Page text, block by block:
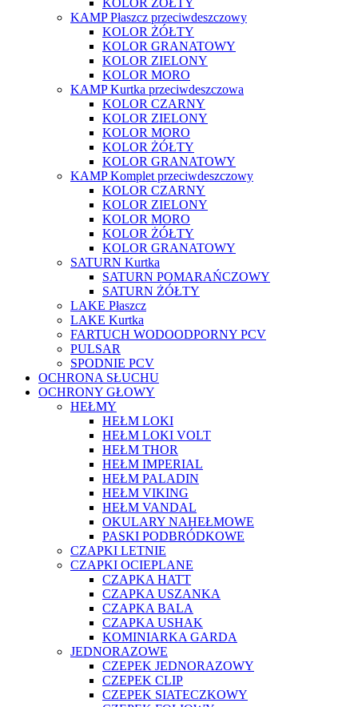
KAMP Płaszcz przeciwdeszczowy
KOLOR ŻÓŁTY
KOLOR GRANATOWY
KOLOR ZIELONY
KOLOR MORO
KAMP Kurtka przeciwdeszczowa
KOLOR CZARNY
KOLOR ZIELONY
KOLOR MORO
KOLOR ŻÓŁTY
KOLOR GRANATOWY
KAMP Komplet przeciwdeszczowy
KOLOR CZARNY
KOLOR ZIELONY
KOLOR MORO
KOLOR ŻÓŁTY
KOLOR GRANATOWY
SATURN Kurtka
SATURN POMARAŃCZOWY
SATURN ŻÓŁTY
LAKE Płaszcz
LAKE Kurtka
FARTUCH WODOODPORNY PCV
PULSAR
SPODNIE PCV
OCHRONA SŁUCHU
OCHRONY GŁOWY
HEŁMY
HEŁM LOKI
HEŁM LOKI VOLT
HEŁM THOR
HEŁM IMPERIAL
HEŁM PALADIN
HEŁM VIKING
HEŁM VANDAL
OKULARY NAHEŁMOWE
PASKI PODBRÓDKOWE
CZAPKI LETNIE
CZAPKI OCIEPLANE
CZAPKA HATT
CZAPKA USZANKA
CZAPKA BALA
CZAPKA USHAK
KOMINIARKA GARDA
JEDNORAZOWE
CZEPEK JEDNORAZOWY
CZEPEK CLIP
CZEPEK SIATECZKOWY